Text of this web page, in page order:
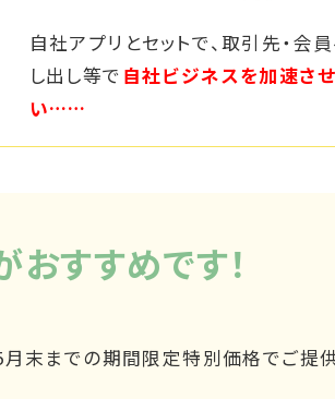
自社アプリとセットで、取引先・会
し出し等で 自社ビジネスを加速さ
い……
おすすめです！
末までの期間限定特別価格でご提供